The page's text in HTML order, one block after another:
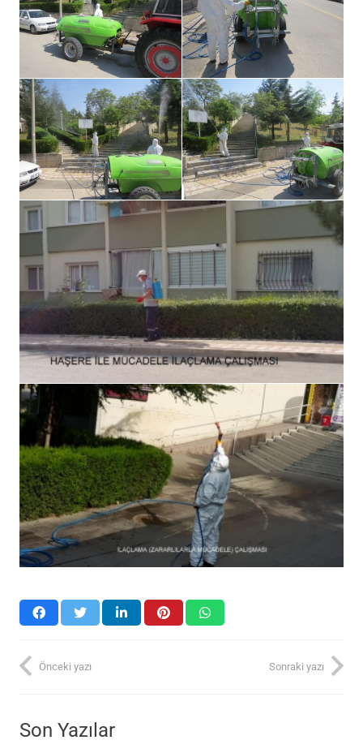
Önceki yazı Sonraki yazı
Son Yazılar